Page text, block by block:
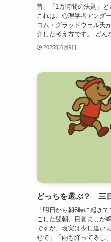
昔、「1万時間の法則」
これは、心理学者アンダ
コム・グラッドウェル氏
介した考え方です。 どん
2025年6月9日
どっちを選ぶ？ 三
「明日から朝6時に起き
ごした翌朝。目覚ましが
ですが、現実は少し違い
せて」「雨も降ってるし